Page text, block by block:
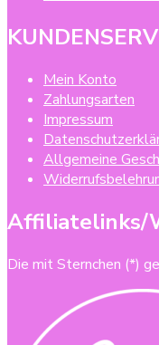
Mein Konto
Zahlungsarten
Impressum
Allgemeine
Affiliatelinks/
Die mit Sternchen (*)